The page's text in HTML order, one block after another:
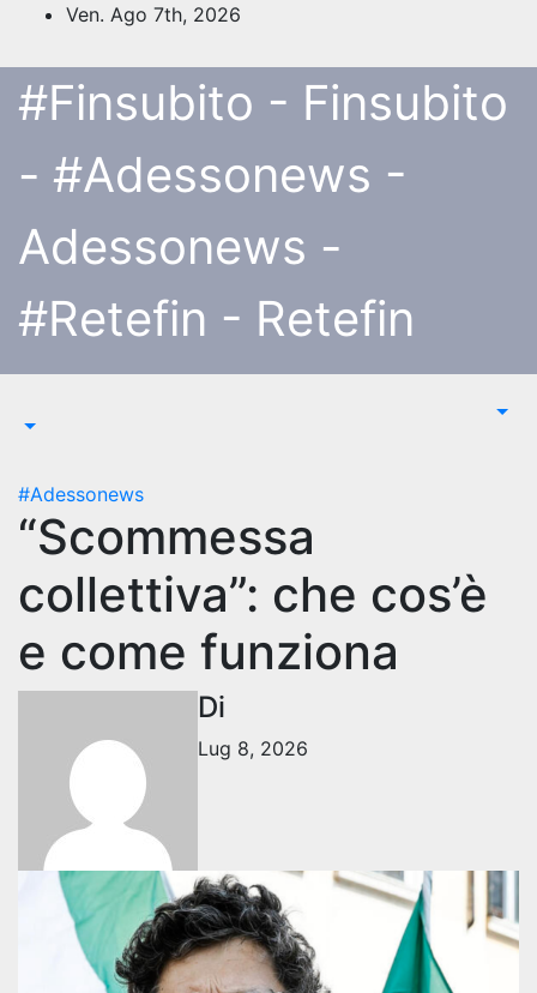
contenuto
Ven. Ago 7th, 2026
#Finsubito - Finsubito
- #Adessonews -
Adessonews -
#Retefin - Retefin
#Adessonews
“Scommessa
collettiva”: che cos’è
e come funziona
Di
Lug 8, 2026